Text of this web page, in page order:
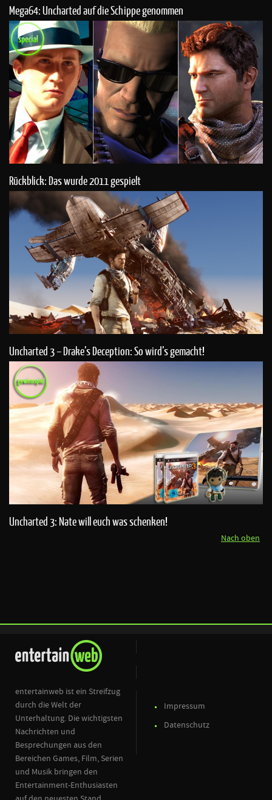
Mega64: Uncharted auf die Schippe genommen
Rückblick: Das wurde 2011 gespielt
Uncharted 3 – Drake’s Deception: So wird’s gemacht!
Uncharted 3: Nate will euch was schenken!
Nach oben
entertainweb ist ein Streifzug
durch die Welt der
Unterhaltung. Die wichtigsten
Nachrichten und
Besprechungen aus den
Bereichen Games, Film, Serien
und Musik bringen den
Entertainment-Enthusiasten
Impressum
Datenschutz